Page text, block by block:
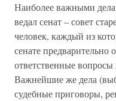
Наиболее важными
ведал сенат – совет
человек, каждый из
сенате предварительно
ответственные
Важнейшие же дела
судебные приговоры,